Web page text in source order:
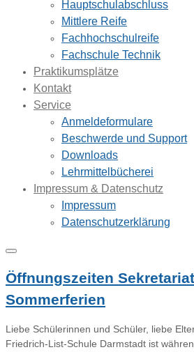
Hauptschulabschluss
Mittlere Reife
Fachhochschulreife
Fachschule Technik
Praktikumsplätze
Kontakt
Service
Anmeldeformulare
Beschwerde und Support
Downloads
Lehrmittelbücherei
Impressum & Datenschutz
Impressum
Datenschutzerklärung
Öffnungszeiten
Sommerferien
Liebe Schülerinnen und Schüler, liebe
Friedrich-List-Schule Darmstadt ist